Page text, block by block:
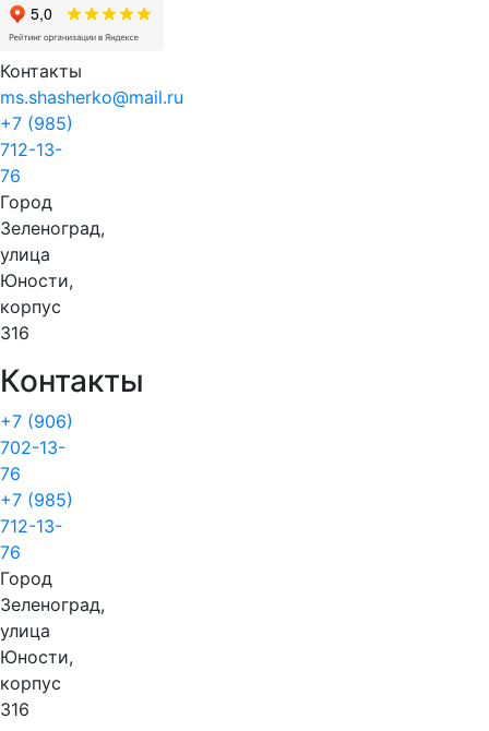
Контакты
ms.shasherko@mail.ru
+7 (985)
712-13-
76
Город
Зеленоград,
улица
Юности,
корпус
316
Контакты
+7 (906)
702-13-
76
+7 (985)
712-13-
76
Город
Зеленоград,
улица
Юности,
корпус
316